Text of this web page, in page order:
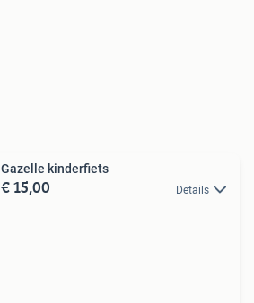
Gazelle kinderfiets
€ 15,00 Details